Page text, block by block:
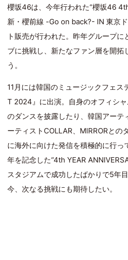
櫻坂46は、今年行われた“櫻坂46
新・櫻前線 -Go on back?- IN 東京
ト販売が行われた。昨年グループに
ブに挑戦し、新たなファン層を開拓
う。
11月には韓国のミュージックフェス
T 2024』に出演。自身のオフィシ
のダンスを披露したり、韓国アーテ
ーティストCOLLAR、MIRRORとの
に海外に向けた発信を積極的に行っ
年を記念した“4th YEAR
スタジアムで成功したばかりで5年
今、次なる挑戦にも期待したい。